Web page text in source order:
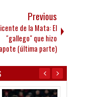
Previous
de la Mata: El
"gallego" que hizo
(última parte)